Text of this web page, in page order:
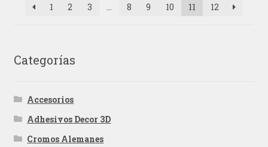
1 2 3 8 9 10 11 12
Categorías
Accesorios
Adhesivos Decor 3D
Cromos Alemanes